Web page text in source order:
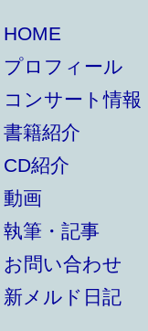
HOME
プロフィール
コンサート情報
書籍紹介
CD紹介
動画
執筆・記事
お問い合わせ
新メルド日記